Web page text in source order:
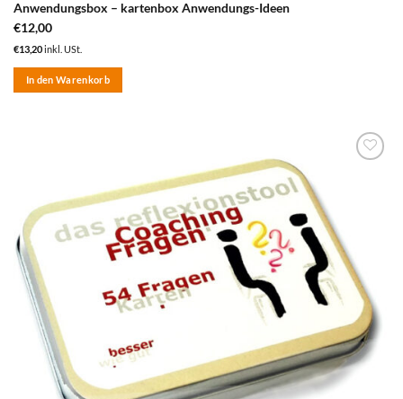
Anwendungsbox – kartenbox Anwendungs-Ideen
€12,00
€13,20inkl. USt.
In den Warenkorb